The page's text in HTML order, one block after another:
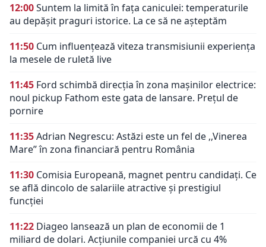
12:00Suntem la limită în fața caniculei: temperaturile
au depășit praguri istorice. La ce să ne așteptăm
11:50 Cum influențează viteza transmisiunii experiența
la mesele de ruletă live
11:45 Ford schimbă direcția în zona mașinilor electrice:
noul pickup Fathom este gata de lansare. Prețul de
pornire
11:35Adrian Negrescu: Astăzi este un fel de ,,Vinerea
Mare’’ în zona financiară pentru România
11:30 Comisia Europeană, magnet pentru candidați. Ce
se află dincolo de salariile atractive și prestigiul
funcției
11:22 Diageo lansează un plan de economii de 1
miliard de dolari. Acțiunile companiei urcă cu 4%